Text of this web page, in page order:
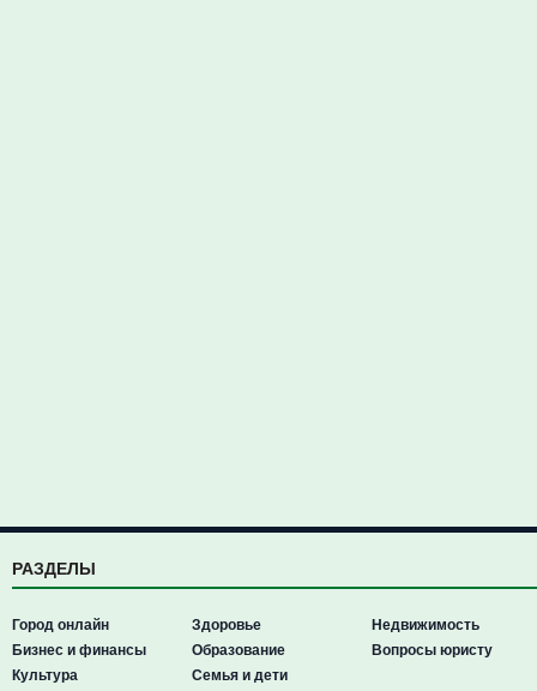
РАЗДЕЛЫ
Город онлайн
Бизнес и финансы
Культура
Здоровье
Образование
Семья и дети
Недвижимость
Вопросы юристу